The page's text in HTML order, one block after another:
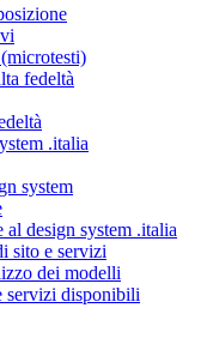
fedeltà
.italia
system
design system .italia
sito e servizi
dei modelli
servizi disponibili